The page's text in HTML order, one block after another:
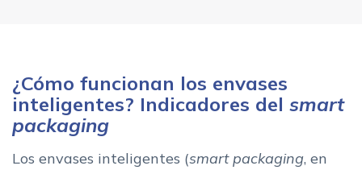
¿Cómo funcionan los envases
inteligentes? Indicadores del smart
packaging
Los envases inteligentes (smart packaging, en